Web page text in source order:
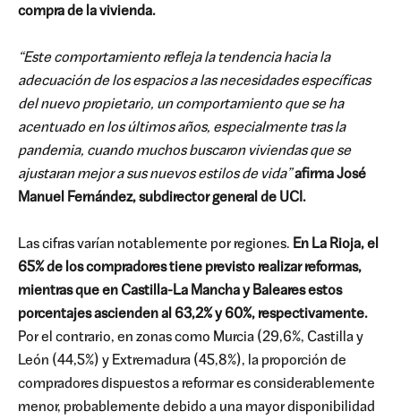
compra de la vivienda.
“Este comportamiento refleja la tendencia hacia la
adecuación de los espacios a las necesidades específicas
del nuevo propietario, un comportamiento que se ha
acentuado en los últimos años, especialmente tras la
pandemia, cuando muchos buscaron viviendas que se
ajustaran mejor a sus nuevos estilos de vida”afirma José
Manuel Fernández, subdirector general de UCI.
Las cifras varían notablemente por regiones. En La Rioja, el
65% de los compradores tiene previsto realizar reformas,
mientras que en Castilla-La Mancha y Baleares estos
porcentajes ascienden al 63,2% y 60%, respectivamente.
Por el contrario, en zonas como Murcia (29,6%, Castilla y
León (44,5%) y Extremadura (45,8%), la proporción de
compradores dispuestos a reformar es considerablemente
menor, probablemente debido a una mayor disponibilidad